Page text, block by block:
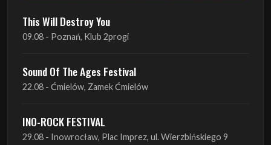
This Will Destroy You
09.08 - Poznań, Klub 2progi
Sound Of The Ages Festival
22.08 - Ćmielów, Zamek Ćmielów
INO-ROCK FESTIVAL
29.08 - Inowrocław, Plac Imprez, ul. Wierzbińskiego 9